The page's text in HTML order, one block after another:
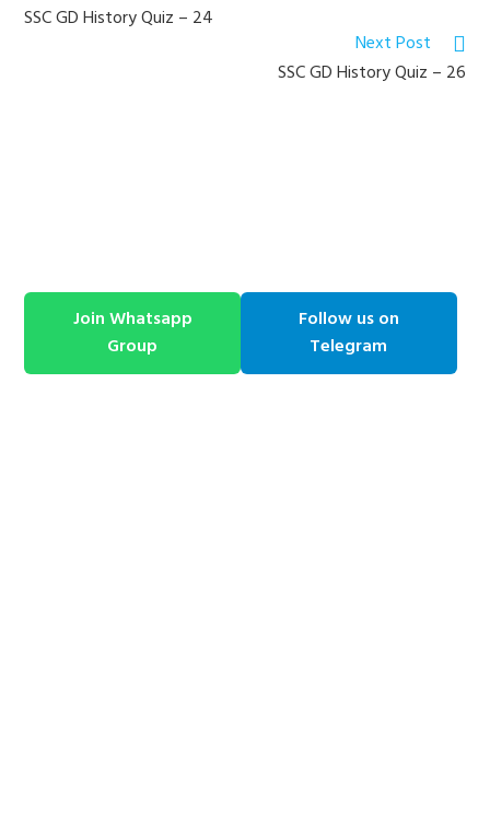
more
articles
SSC GD History Quiz – 24
Next Post
SSC GD History Quiz – 26
Join Whatsapp
Group
Follow us on
Telegram